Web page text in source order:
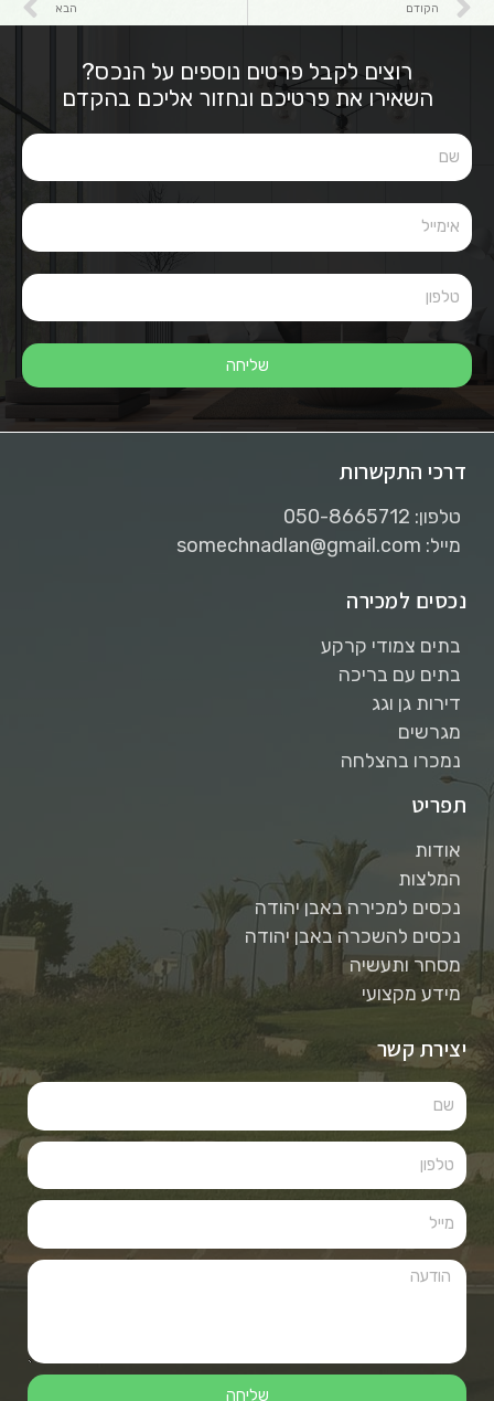
הקודם הבא
רוצים לקבל פרטים נוספים על הנכס?
השאירו את פרטיכם ונחזור אליכם בהקדם
שליחה
דרכי התקשרות
טלפון: 050-8665712
מייל: somechnadlan@gmail.com
נכסים למכירה
בתים צמודי קרקע
בתים עם בריכה
דירות גן וגג
מגרשים
נמכרו בהצלחה
תפריט
אודות
המלצות
נכסים למכירה באבן יהודה
נכסים להשכרה באבן יהודה
מסחר ותעשיה
מידע מקצועי
יצירת קשר
שליחה